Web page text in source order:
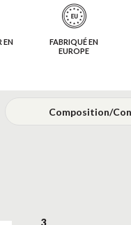
EN
FABRIQUÉ EN
EUROPE
Composition/
3